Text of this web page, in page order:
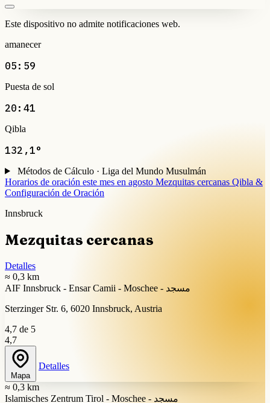
Este dispositivo no admite notificaciones web.
amanecer
05:59
Puesta de sol
20:41
Qibla
132,1°
Métodos de Cálculo · Liga del Mundo Musulmán
Horarios de oración este mes en agosto Mezquitas cercanas Qibla &
Configuración de Oración
Innsbruck
Mezquitas cercanas
Detalles
≈ 0,3 km
AIF Innsbruck - Ensar Camii - Moschee - مسجد
Sterzinger Str. 6, 6020 Innsbruck, Austria
4,7 de 5
4,7
Mapa
Detalles
≈ 0,3 km
Islamisches Zentrum Tirol - Moschee - مسجد